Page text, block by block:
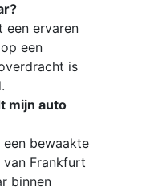
een ervaren
een
is
mijn auto
bewaakte
Frankfurt
binnen